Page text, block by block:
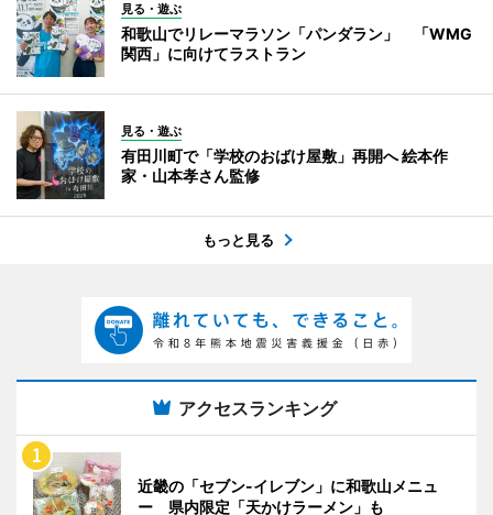
見る・遊ぶ
和歌山でリレーマラソン「パンダラン」 「WMG
関西」に向けてラストラン
見る・遊ぶ
有田川町で「学校のおばけ屋敷」再開へ 絵本作
家・山本孝さん監修
もっと見る
アクセスランキング
近畿の「セブン-イレブン」に和歌山メニュ
ー 県内限定「天かけラーメン」も